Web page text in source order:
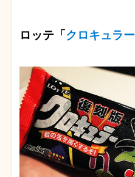
ロッテ「クロキュラー